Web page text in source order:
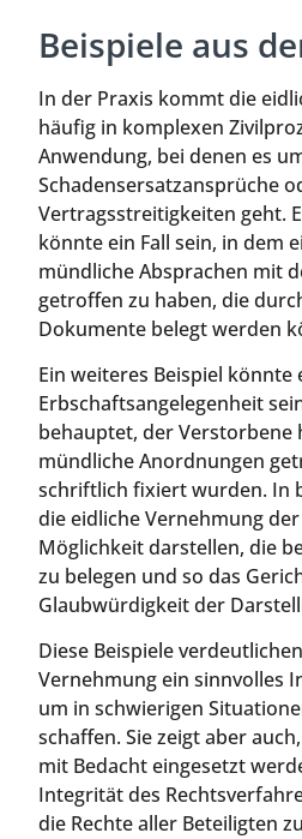
Beispiele aus
In der Praxis kommt die
häufig in komplexen
Anwendung, bei denen es
Schadensersatzansprüche
Vertragsstreitigkeiten geht.
könnte ein Fall sein, in dem
mündliche Absprachen mit
getroffen zu haben, die
Dokumente belegt werden
Ein weiteres Beispiel könnte
Erbschaftsangelegenheit
behauptet, der Verstorbene
mündliche Anordnungen
schriftlich fixiert wurden. In
die eidliche Vernehmung
Möglichkeit darstellen, die
zu belegen und so das
Glaubwürdigkeit der
Diese Beispiele
Vernehmung ein sinnvolles
um in schwierigen
schaffen. Sie zeigt aber
mit Bedacht eingesetzt
Integrität des
die Rechte aller Beteiligten